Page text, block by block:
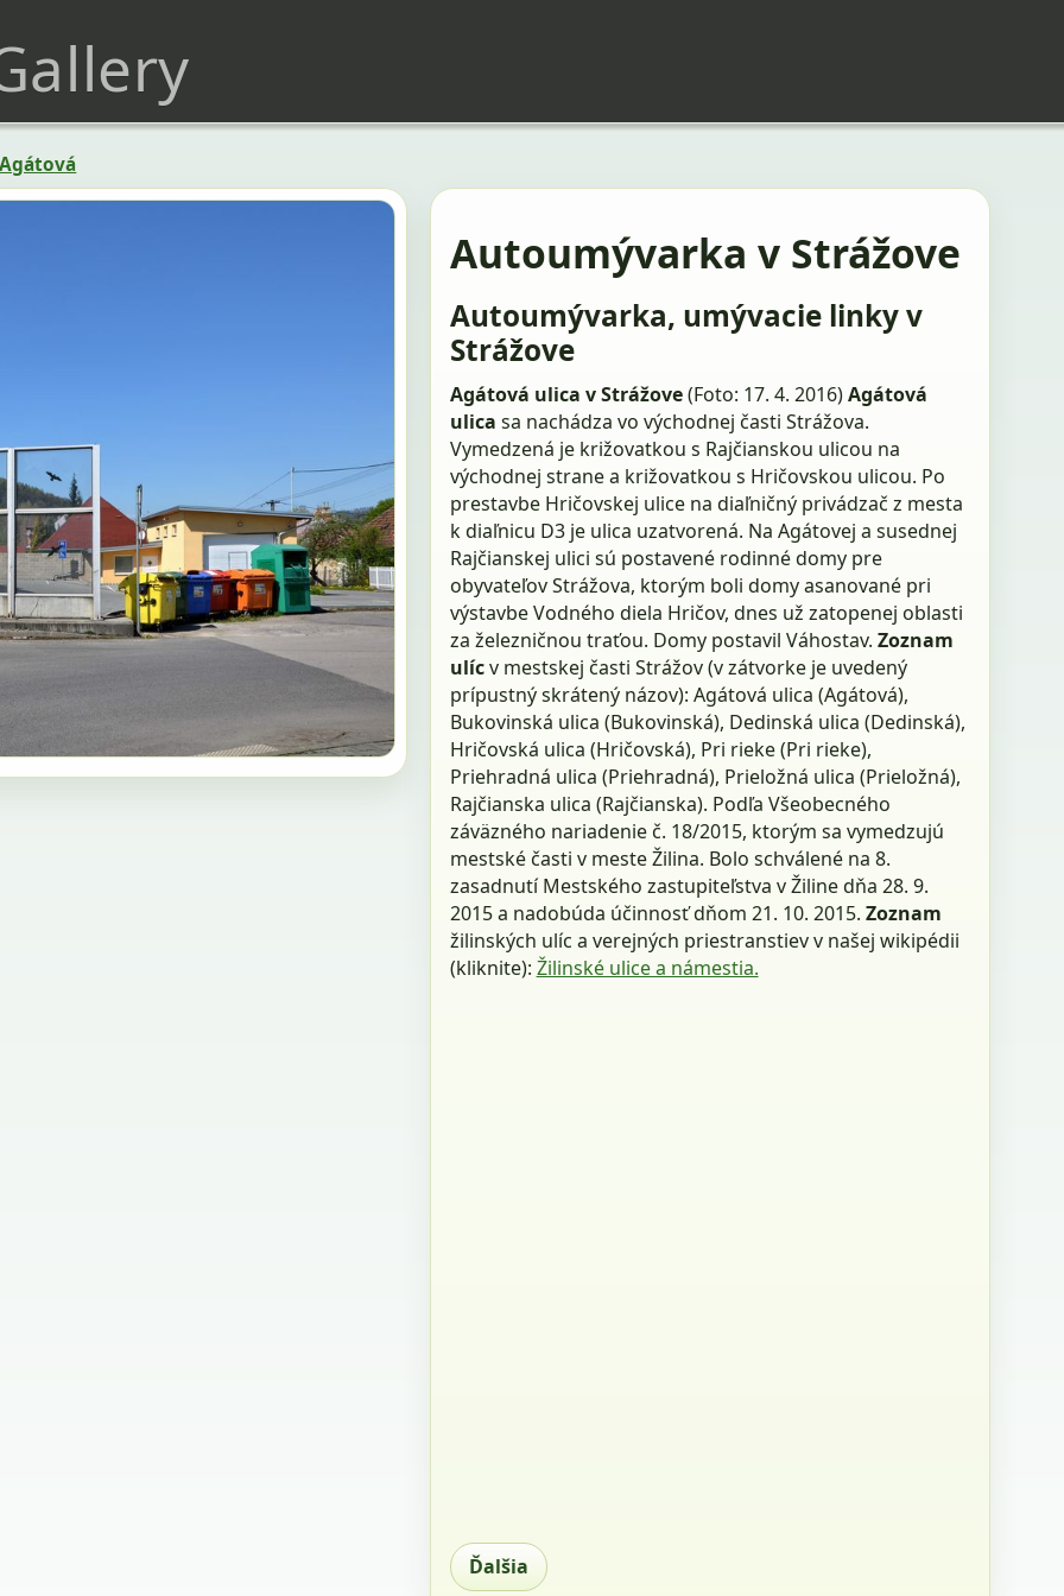
Agátová
Autoumývarka v Strážove
Autoumývarka, umývacie linky v
Strážove
Agátová ulica v Strážove(Foto: 17. 4. 2016)Agátová
ulica sa nachádza vo východnej časti Strážova.
Vymedzená je križovatkou s Rajčianskou ulicou na
východnej strane a križovatkou s Hričovskou ulicou. Po
prestavbe Hričovskej ulice na diaľničný privádzač z mesta
k diaľnicu D3 je ulica uzatvorená. Na Agátovej a susednej
Rajčianskej ulici sú postavené rodinné domy pre
obyvateľov Strážova, ktorým boli domy asanované pri
výstavbe Vodného diela Hričov, dnes už zatopenej oblasti
za železničnou traťou. Domy postavil Váhostav. Zoznam
ulícv mestskej časti Strážov (v zátvorke je uvedený
prípustný skrátený názov): Agátová ulica (Agátová),
Bukovinská ulica (Bukovinská), Dedinská ulica (Dedinská),
Hričovská ulica (Hričovská), Pri rieke (Pri rieke),
Priehradná ulica (Priehradná), Prieložná ulica (Prieložná),
Rajčianska ulica (Rajčianska). Podľa Všeobecného
záväzného nariadenie č. 18/2015, ktorým sa vymedzujú
mestské časti v meste Žilina. Bolo schválené na 8.
zasadnutí Mestského zastupiteľstva v Žiline dňa 28. 9.
2015 a nadobúda účinnosť dňom 21. 10. 2015. Zoznam
žilinských ulíc a verejných priestranstiev v našej wikipédii
(kliknite): Žilinské ulice a námestia.
Ďalšia